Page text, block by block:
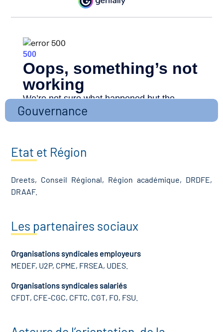
Gouvernance
Etat et Région
Dreets, Conseil Régional, Région académique, DRDFE,
DRAAF.
Les partenaires sociaux
Organisations syndicales employeurs
MEDEF, U2P, CPME, FRSEA, UDES.
Organisations syndicales salariés
CFDT, CFE-CGC, CFTC, CGT, FO, FSU.